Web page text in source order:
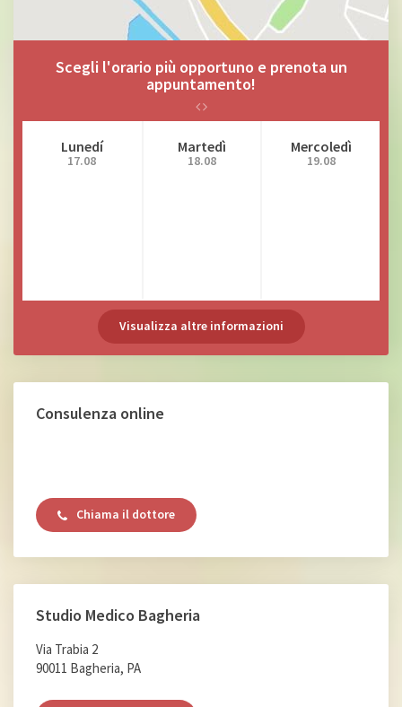
Scegli l'orario più opportuno e prenota un
appuntamento!
Lunedí
17.08
Martedì
18.08
Mercoledì
19.08
Visualizza altre informazioni
Consulenza online
Chiama il dottore
Studio Medico Bagheria
Via Trabia 2
90011 Bagheria, PA